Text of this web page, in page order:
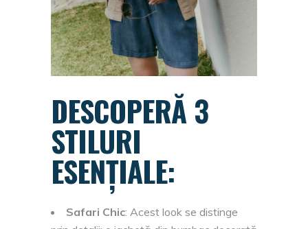
DESCOPERĂ 3
STILURI
ESENȚIALE:
Safari Chic: Acest look se distinge